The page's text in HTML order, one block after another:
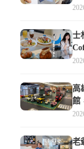
選
士
蕉
高
館
玩
老